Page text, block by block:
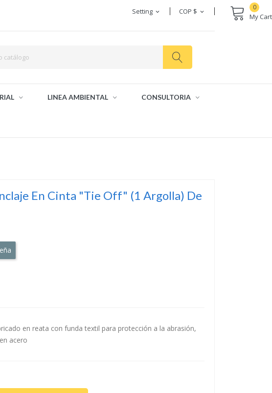
0
My Cart
COP $ expand_more
Setting expand_more
LINEA AMBIENTAL CONSULTORIA
En Cinta "Tie Off" (1 Argolla) De
en reata con funda textil para protección a la abrasión,
acero